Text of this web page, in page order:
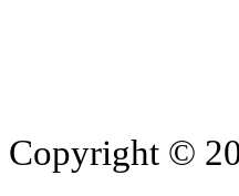
Copyright ©